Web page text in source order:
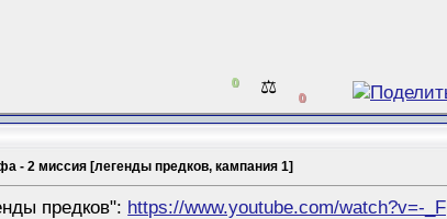
0 ⚖️ 0
- 2 миссия [легенды предков, кампания 1]
предков": https://www.youtube.com/watch?v=-